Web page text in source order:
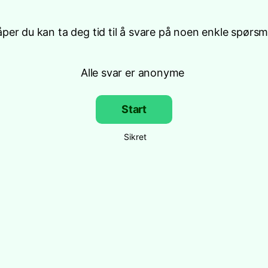
du kan ta deg tid til å svare på noen enkle
Alle svar er anonyme
Start
Sikret